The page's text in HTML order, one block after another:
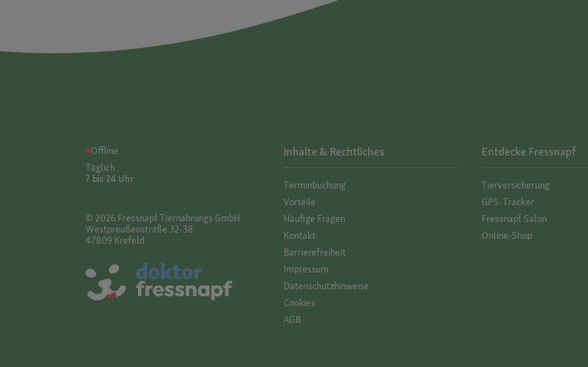
Offline
Täglich
7 bis 24 Uhr
© 2026 Fressnapf Tiernahrungs GmbH
Westpreußenstraße 32-38
47809 Krefeld
Inhalte & Rechtliches
Termin­buchung
Vorteile
Häufige Fragen
Kontakt
Barrierefreiheit
Impressum
Datenschutz­hinweise
Cookies
AGB
Entdecke Fressnapf
Tierversicherung
GPS-Tracker
Fressnapf Salon
Online-Shop